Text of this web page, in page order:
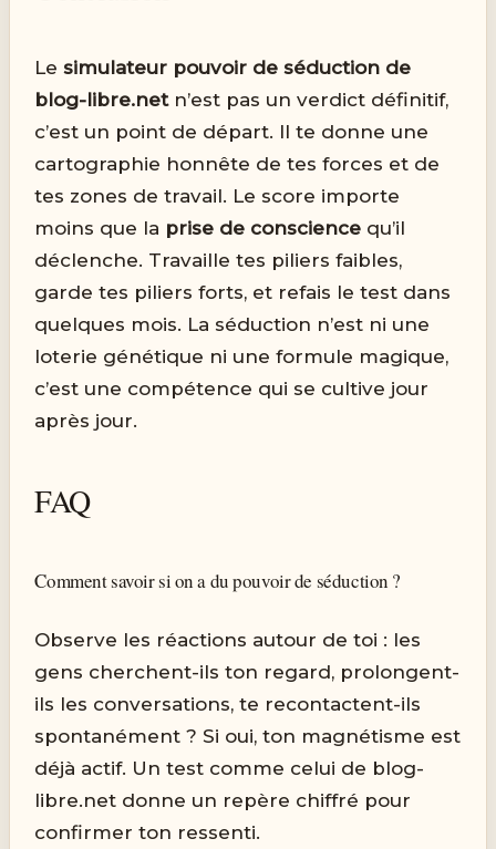
Lesimulateur pouvoir de séduction de
blog-libre.netn’est pas un verdict définitif,
c’est un point de départ. Il te donne une
cartographie honnête de tes forces et de
tes zones de travail. Le score importe
moins que la prise de conscience qu’il
déclenche. Travaille tes piliers faibles,
garde tes piliers forts, et refais le test dans
quelques mois. La séduction n’est ni une
loterie génétique ni une formule magique,
c’est une compétence qui se cultive jour
après jour.
FAQ
Comment savoir si on a du pouvoir de séduction ?
Observe les réactions autour de toi : les
gens cherchent-ils ton regard, prolongent-
ils les conversations, te recontactent-ils
spontanément ? Si oui, ton magnétisme est
déjà actif. Un test comme celui de blog-
libre.net donne un repère chiffré pour
confirmer ton ressenti.